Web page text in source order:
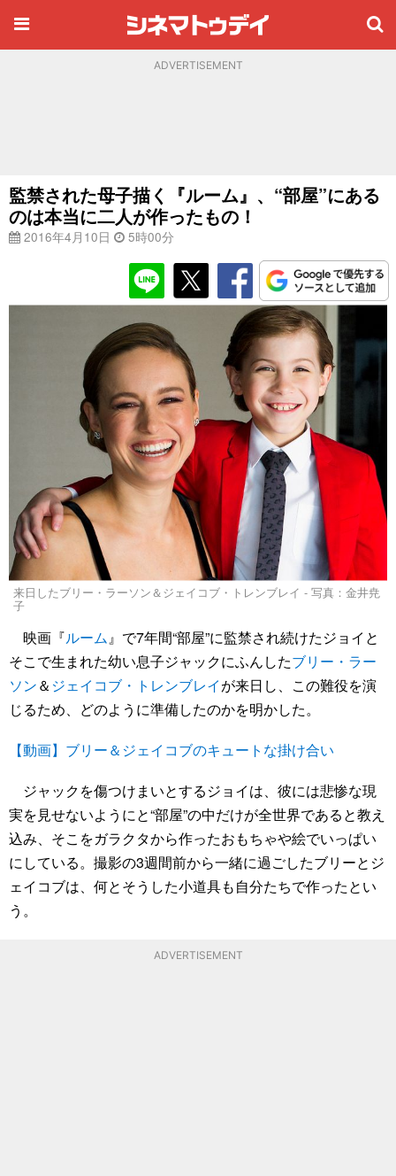
ADVERTISEMENT
監禁された母子描く『ルーム』、“部屋”にある
のは本当に二人が作ったもの！
2016年4月10日 5時00分
来日したブリー・ラーソン＆ジェイコブ・トレンブレイ - 写真：金井尭
子
映画『ルーム』で7年間“部屋”に監禁され続けたジョイと
そこで生まれた幼い息子ジャックにふんしたブリー・ラー
ソン＆ ジェイコブ・トレンブレイが来日し、この難役を演
じるため、どのように準備したのかを明かした。
【動画】ブリー＆ジェイコブのキュートな掛け合い
ジャックを傷つけまいとするジョイは、彼には悲惨な現
実を見せないようにと“部屋”の中だけが全世界であると教え
込み、そこをガラクタから作ったおもちゃや絵でいっぱい
にしている。撮影の3週間前から一緒に過ごしたブリーとジ
ェイコブは、何とそうした小道具も自分たちで作ったとい
う。
ADVERTISEMENT